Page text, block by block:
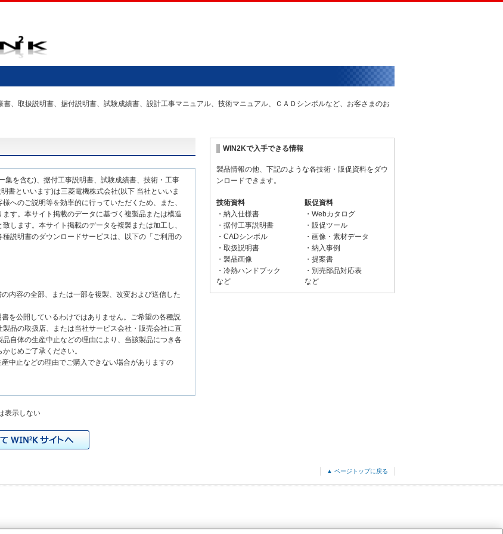
、取扱説明書、据付説明書、試験成績書、設計工事マニュアル、技術マニュアル、ＣＡＤシンボルなど、お客さまのお
を含む)、据付工事説明書、試験成績書、技術・工事
書といいます)は三菱電機株式会社(以下 当社といいま
へのご説明等を効率的に行っていただくため、また、
す。本サイト掲載のデータに基づく複製品または模造
します。本サイト掲載のデータを複製または加工し、
説明書のダウンロードサービスは、以下の「ご利用の
内容の全部、または一部を複製、改変および送信した
を公開しているわけではありません。ご希望の各種説
品の取扱店、または当社サービス会社・販売会社に直
自体の生産中止などの理由により、当該製品につき各
じめご了承ください。
中止などの理由でご購入できない場合がありますの
と、お客様がお持ちの製品の仕様がその後のマイナー
開されている各種説明書の内容とお手持ちの製品の仕
度に修正・更新するものではありません。
表示しない
WIN2Kで入手できる情報
製品情報の他、下記のような各技術・販促資料をダウ
ンロードできます。
技術資料
・納入仕様書
・据付工事説明書
・CADシンボル
・取扱説明書
・製品画像
・冷熱ハンドブック
など
販促資料
・Webカタログ
・販促ツール
・画像・素材データ
・納入事例
・提案書
・別売部品対応表
など
▲ ページトップに戻る